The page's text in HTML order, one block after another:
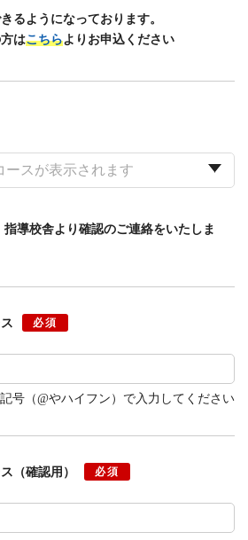
るようになっております。
はこちらよりお申込ください
導校舎より確認のご連絡をいたしま
必須
号（@やハイフン）で入力してください
（確認用） 必須